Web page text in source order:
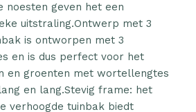
noesten geven het een
uitstraling.Ontwerp met 3
is ontworpen met 3
en is dus perfect voor het
en groenten met wortellengtes
en lang.Stevig frame: het
verhoogde tuinbak biedt